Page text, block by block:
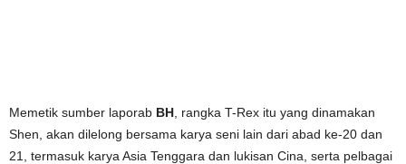
Memetik sumber laporab BH , rangka T-Rex itu yang dinamakan
Shen, akan dilelong bersama karya seni lain dari abad ke-20 dan
21, termasuk karya Asia Tenggara dan lukisan Cina, serta pelbagai